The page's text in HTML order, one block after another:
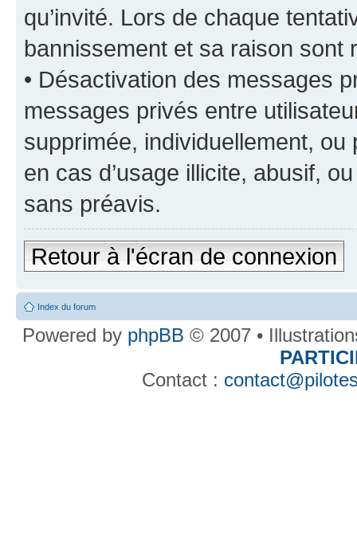
qu’invité. Lors de chaque
bannissement et sa raison sont
• Désactivation des messages
messages privés entre
supprimée, individuellement, ou
en cas d’usage illicite, abusif,
sans préavis.
Retour à l'écran de connexion
Index du forum
Powered by phpBB © 2007 •
Contact :